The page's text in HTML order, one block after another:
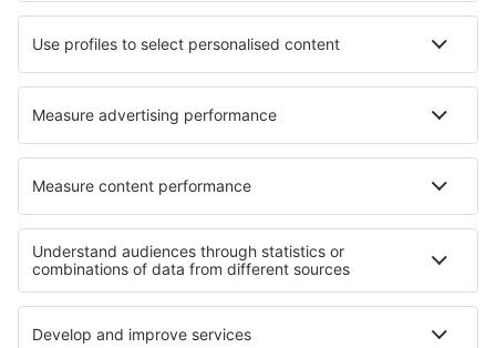
Cazare în Walchwil Cazare în Elkhart Lake
Cazare în Uyo Cazare în Kristianstad
Cazare în Walton-on-thames
Cele mai bune locuri de cazare - regiuni
Cazare în Maroc Cazare in Suwalki Region
Cazare in Padjelanta National Park